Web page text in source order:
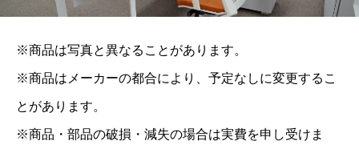
※商品は写真と異なることがあります。
※商品はメーカーの都合により、予定なしに変更するこ
とがあります。
※商品・部品の破損・減失の場合は実費を申し受けま